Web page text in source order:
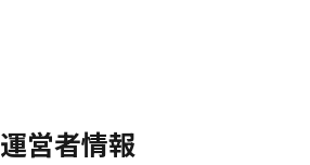
運営者情報